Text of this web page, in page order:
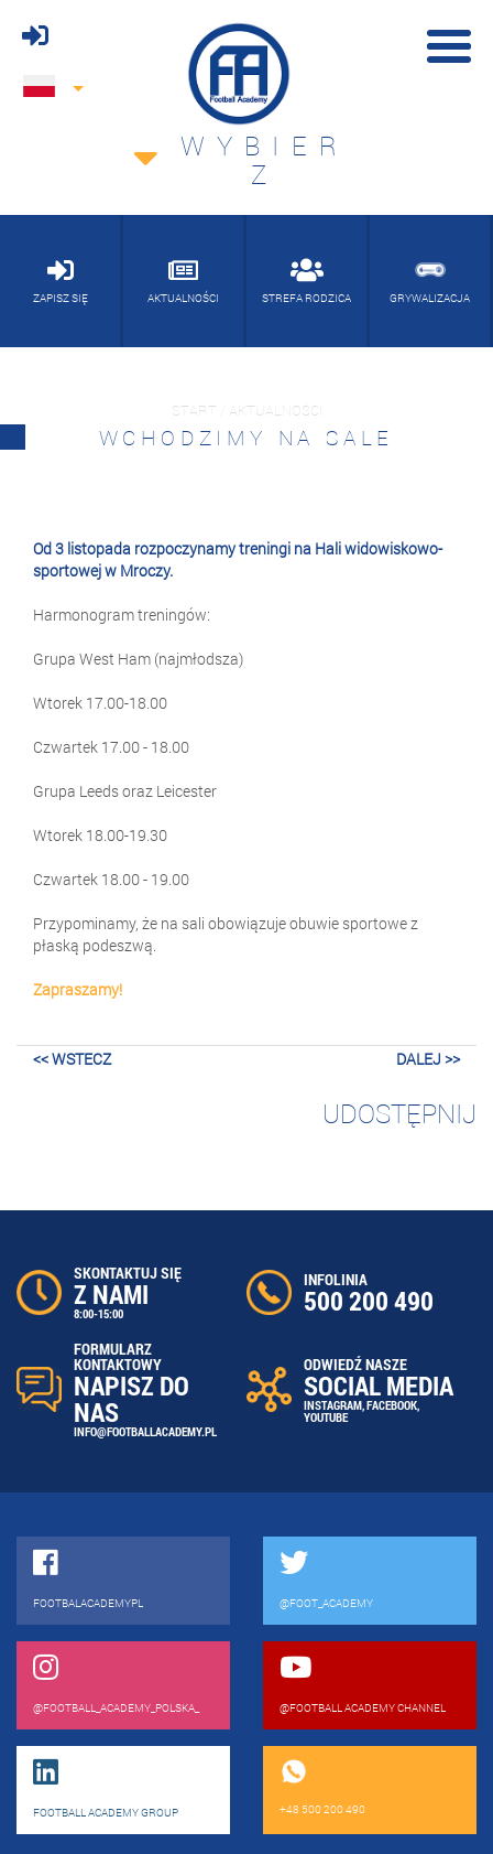
WYBIER
Z
ZAPISZ SIĘ AKTUALNOŚCI STREFA RODZICA GRYWALIZACJA
START / AKTUALNOŚCI
WCHODZIMY NA SALE
Od 3 listopada rozpoczynamy treningi na Hali widowiskowo-
sportowej w Mroczy.
Harmonogram treningów:
Grupa West Ham (najmłodsza)
Wtorek 17.00-18.00
Czwartek 17.00 - 18.00
Grupa Leeds oraz Leicester
Wtorek 18.00-19.30
Czwartek 18.00 - 19.00
Przypominamy, że na sali obowiązuje obuwie sportowe z
płaską podeszwą.
Zapraszamy!
<< WSTECZ DALEJ >>
UDOSTĘPNIJ
SKONTAKTUJ SIĘ
Z NAMI
8:00-15:00
INFOLINIA
500 200 490
FORMULARZ
KONTAKTOWY
NAPISZ DO
NAS
INFO@FOOTBALLACADEMY.PL
ODWIEDŹ NASZE
SOCIAL MEDIA
INSTAGRAM,FACEBOOK,
YOUTUBE
FOOTBALACADEMYPL @FOOT_ACADEMY
@FOOTBALL_ACADEMY_POLSKA_ @FOOTBALL ACADEMY CHANNEL
FOOTBALL ACADEMY GROUP +48 500 200 490